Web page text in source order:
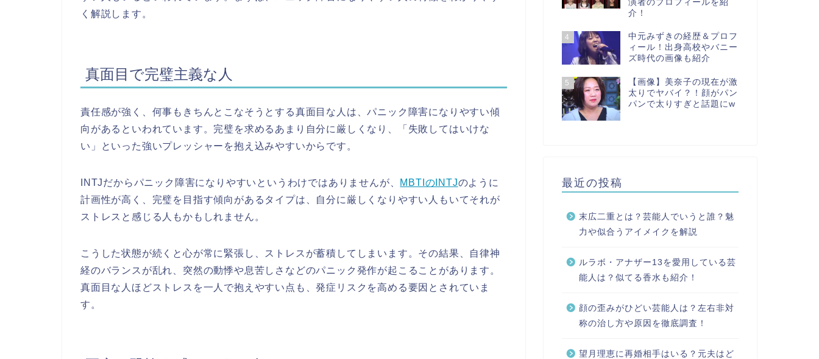
く解説します。
真面目で完璧主義な人
責任感が強く、何事もきちんとこなそうとする真面目な人は、パニック障害になりやすい傾
向があるといわれています。完璧を求めるあまり自分に厳しくなり、「失敗してはいけな
い」といった強いプレッシャーを抱え込みやすいからです。
INTJだからパニック障害になりやすいというわけではありませんが、 MBTIのINTJのように
計画性が高く、完璧を目指す傾向があるタイプは、自分に厳しくなりやすい人もいてそれが
ストレスと感じる人もかもしれません。
こうした状態が続くと心が常に緊張し、ストレスが蓄積してしまいます。その結果、自律神
経のバランスが乱れ、突然の動悸や息苦しさなどのパニック発作が起こることがあります。
真面目な人ほどストレスを一人で抱えやすい点も、発症リスクを高める要因とされていま
す。
演者のプロフィールを紹
介！
4
中元みずきの経歴＆プロフ
ィール！出身高校やバニー
ズ時代の画像も紹介
5
【画像】美奈子の現在が激
太りでヤバイ？！顔がパン
パンで太りすぎと話題にw
最近の投稿
末広二重とは？芸能人でいうと誰？魅
力や似合うアイメイクを解説
ルラボ・アナザー13を愛用している芸
能人は？似てる香水も紹介！
顔の歪みがひどい芸能人は？左右非対
称の治し方や原因を徹底調査！
望月理恵に再婚相手はいる？元夫はど